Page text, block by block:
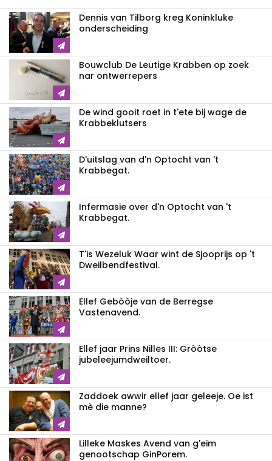
Dennis van Tilborg kreg Koninkluke
onderscheiding
Bouwclub De Leutige Krabben op zoek
nar ontwerrepers
De wind gooit roet in t'ete bij wage de
Krabbeklutsers
D'uitslag van d'n Optocht van 't
Krabbegat.
Infermasie over d'n Optocht van 't
Krabbegat.
T'is Wezeluk Waar wint de Sjooprijs op 't
Dweilbendfestival.
Ellef Gebòòje van de Berregse
Vastenavend.
Ellef jaar Prins Nilles III: Gròòtse
jubeleejumdweiltoer.
Zaddoek awwir ellef jaar geleeje. Oe ist
mè die manne?
Lilleke Maskes Avend van g'eim
genootschap GinPorem.